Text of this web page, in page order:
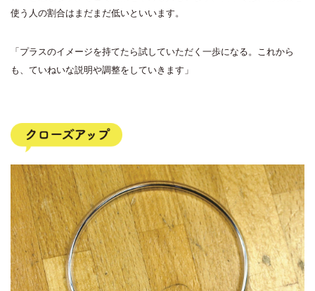
使う人の割合はまだまだ低いといいます。
「プラスのイメージを持てたら試していただく一歩になる。これから
も、ていねいな説明や調整をしていきます」